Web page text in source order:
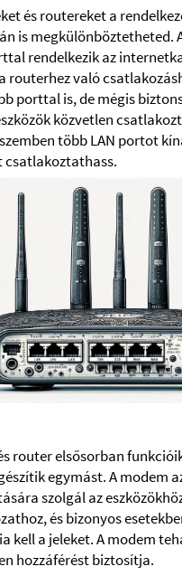
és routereket a
is megkülönböztetheted.
rendelkezik az
routerhez való
porttal is, de mégis
közvetlen
több LAN portot
csatlakoztathass.
router elsősorban
egymást. A modem
szolgál az
és bizonyos
kell a jeleket. A modem
hozzáférést biztosítja.